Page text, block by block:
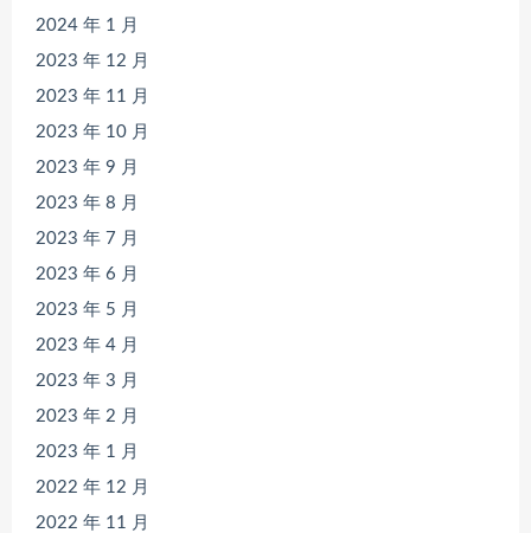
2024 年 1 月
2023 年 12 月
2023 年 11 月
2023 年 10 月
2023 年 9 月
2023 年 8 月
2023 年 7 月
2023 年 6 月
2023 年 5 月
2023 年 4 月
2023 年 3 月
2023 年 2 月
2023 年 1 月
2022 年 12 月
2022 年 11 月